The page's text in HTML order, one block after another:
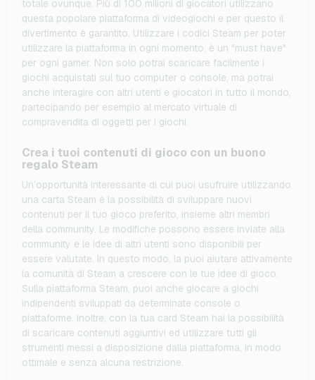
totale ovunque. Più di 100 milioni di giocatori utilizzano
questa popolare piattaforma di videogiochi e per questo il
divertimento è garantito. Utilizzare i codici Steam per poter
utilizzare la piattaforma in ogni momento, è un "must have"
per ogni gamer. Non solo potrai scaricare facilmente i
giochi acquistati sul tuo computer o console, ma potrai
anche interagire con altri utenti e giocatori in tutto il mondo,
partecipando per esempio al mercato virtuale di
compravendita di oggetti per i giochi.
Crea i tuoi contenuti di gioco con un buono
regalo Steam
Un’opportunità interessante di cui puoi usufruire utilizzando
una carta Steam è la possibilità di sviluppare nuovi
contenuti per il tuo gioco preferito, insieme altri membri
della community. Le modifiche possono essere inviate alla
community e le idee di altri utenti sono disponibili per
essere valutate. In questo modo, la puoi aiutare attivamente
la comunità di Steam a crescere con le tue idee di gioco.
Sulla piattaforma Steam, puoi anche giocare a giochi
indipendenti sviluppati da determinate console o
piattaforme. Inoltre, con la tua card Steam hai la possibilità
di scaricare contenuti aggiuntivi ed utilizzare tutti gli
strumenti messi a disposizione dalla piattaforma, in modo
ottimale e senza alcuna restrizione.